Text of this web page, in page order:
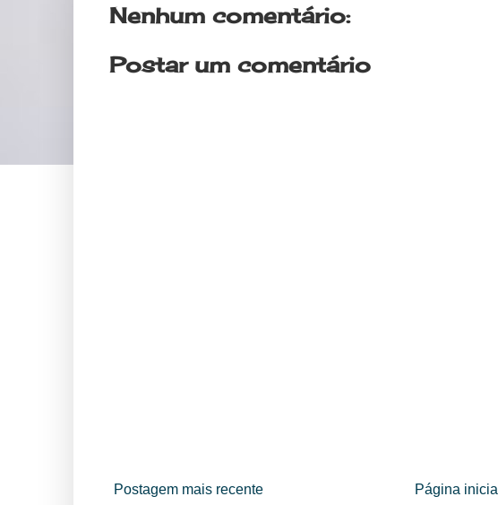
Nenhum comentário:
Postar um comentário
Postagem mais recente Página inicial